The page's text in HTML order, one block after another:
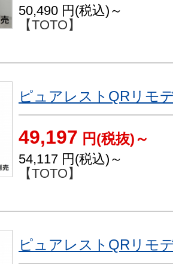
50,490 円(税込)～
【TOTO】
ピュアレストQRリモ
49,197 円(税抜)～
54,117 円(税込)～
【TOTO】
ピュアレストQRリモ